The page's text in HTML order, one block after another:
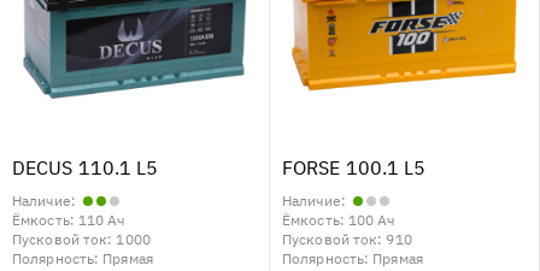
DECUS 110.1 L5
Наличие:
Ёмкость: 110 Ач
Пусковой ток: 1000
Полярность: Прямая
FORSE 100.1 L5
Наличие:
Ёмкость: 100 Ач
Пусковой ток: 910
Полярность: Прямая